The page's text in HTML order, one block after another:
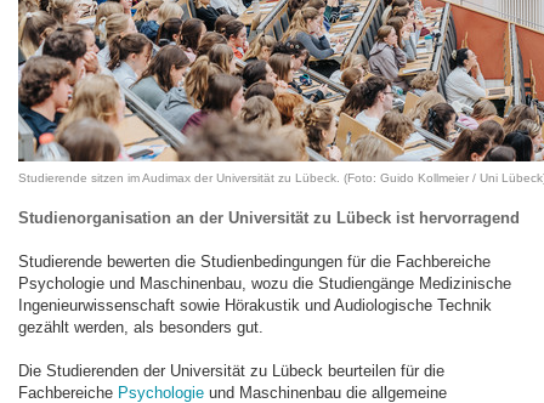
Studierende sitzen im Audimax der Universität zu Lübeck. (Foto: Guido Kollmeier / Uni
Studienorganisation an der Universität zu Lübeck ist hervorragend
Studierende bewerten die Studienbedingungen für die Fachbereiche
Psychologie und Maschinenbau, wozu die Studiengänge Medizinische
Ingenieurwissenschaft sowie Hörakustik und Audiologische Technik
gezählt werden, als besonders gut.
Die Studierenden der Universität zu Lübeck beurteilen für die
Fachbereiche Psychologie und Maschinenbau die allgemeine